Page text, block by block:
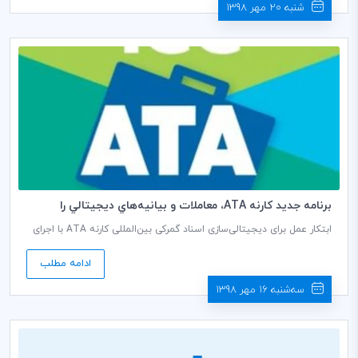
شنبه 20 مهر 1398
برنامه جديد كارنه ATA، معاملات و بيانيه‌هاي ديجيتالي را
امكان‌پذير مي‌سازد
ابتکار‌ عمل برای دیجیتالی‌سازی اسناد گمرکی بین‌المللی کارنه ATA با اجرای
(ICC) پس از آموزش‌‌های گسترده و آزمون‌های داخلی از ماه ژوئن امسال،
است. یک دوره شش ماهه آزمایش‌های واقعی در شش کشور از جمله
بلژیک، چین، روسیه، سوئیس، انگلستان و ایالات متحده آمریکا اجرا
ادامه مطلب
سه‌شنبه 16 مهر 1398